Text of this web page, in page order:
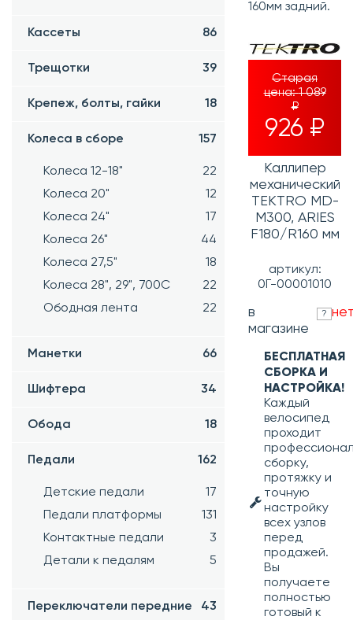
Кассеты 86
Трещотки 39
Крепеж, болты, гайки 18
Колеса в сборе 157
Колеса 12-18"
22
Колеса 20"
12
Колеса 24"
17
Колеса 26"
44
Колеса 27,5"
18
Колеса 28", 29", 700С
22
Ободная лента
22
Манетки 66
Шифтера 34
Обода 18
Педали 162
Детские педали
17
Педали платформы
131
Контактные педали
3
Детали к педалям
5
Переключатели передние 43
160мм задний.
Старая
цена:1 089
₽
926 ₽
Каллипер
механический
TEKTRO MD-
M300, ARIES
F180/R160 мм
артикул:
0Г-00001010
в
магазине
?
БЕСПЛАТНАЯ
СБОРКА И
НАСТРОЙКА!
Каждый
велосипед
проходит
сборку,
протяжку и
точную
настройку
всех узлов
перед
продажей.
Вы
получаете
полностью
готовый к